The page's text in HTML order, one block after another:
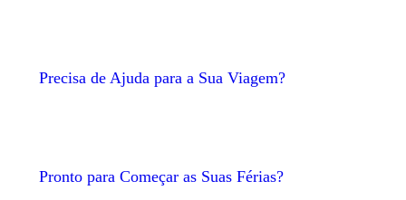
Precisa de Ajuda para a Sua Viagem?
Pronto para Começar as Suas Férias?